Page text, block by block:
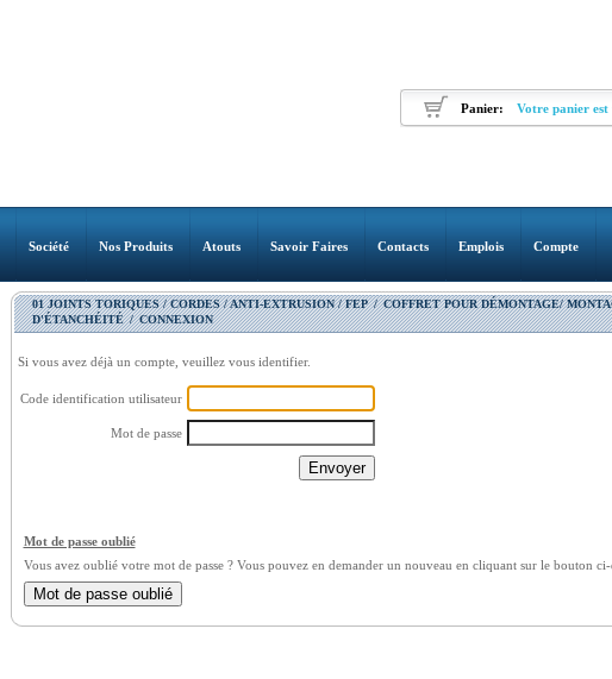
Panier: Votre panier est
Société Nos Produits Atouts Savoir Faires Contacts Emplois Compte
01 JOINTS TORIQUES / CORDES / ANTI-EXTRUSION / FEP / COFFRET POUR DÉMONTAGE/
D'ÉTANCHÉITÉ / CONNEXION
Si vous avez déjà un compte, veuillez vous identifier.
Code identification utilisateur
Mot de passe
Mot de passe oublié
Vous avez oublié votre mot de passe ? Vous pouvez en demander un nouveau en cliquant sur le bouton ci-